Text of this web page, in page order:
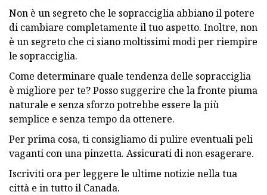
Non è un segreto che le sopracciglia abbiano il potere
di cambiare completamente il tuo aspetto. Inoltre, non
è un segreto che ci siano moltissimi modi per riempire
le sopracciglia.
Come determinare quale tendenza delle sopracciglia
è migliore per te? Posso suggerire che la fronte piuma
naturale e senza sforzo potrebbe essere la più
semplice e senza tempo da ottenere.
Per prima cosa, ti consigliamo di pulire eventuali peli
vaganti con una pinzetta. Assicurati di non esagerare.
Iscriviti ora per leggere le ultime notizie nella tua
città e in tutto il Canada.